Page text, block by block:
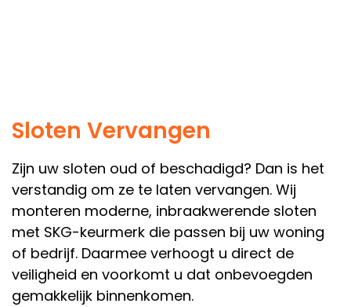
Sloten Vervangen
Zijn uw sloten oud of beschadigd? Dan is het
verstandig om ze te laten vervangen. Wij
monteren moderne, inbraakwerende sloten
met SKG-keurmerk die passen bij uw woning
of bedrijf. Daarmee verhoogt u direct de
veiligheid en voorkomt u dat onbevoegden
gemakkelijk binnenkomen.